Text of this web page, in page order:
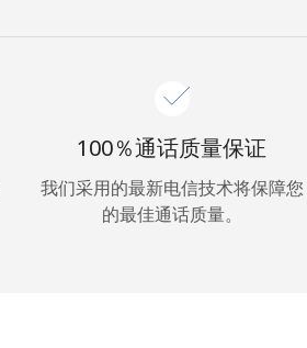
100％通话质量保证
我们采用的最新电信技术将保障您
的最佳通话质量。